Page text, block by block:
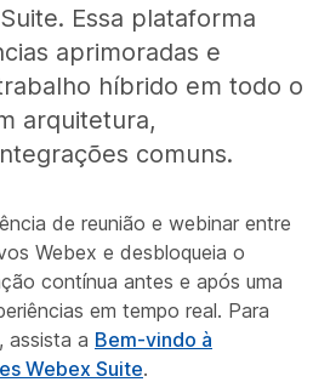
Essa plataforma
aprimoradas e
híbrido em todo o
arquitetura,
comuns.
de reunião e webinar entre
Webex e desbloqueia o
contínua antes e após uma
em tempo real. Para
assista a Bem-vindo à
Webex Suite.